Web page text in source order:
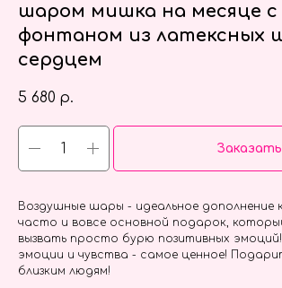
шаром мишка на месяце с
фонтаном из латексных
сердцем
5 680 р.
Заказать
Воздушные шары - идеальное дополнение
часто и вовсе основной подарок,
вызвать просто бурю позитивных
эмоции и чувства - самое ценное!
близким людям!